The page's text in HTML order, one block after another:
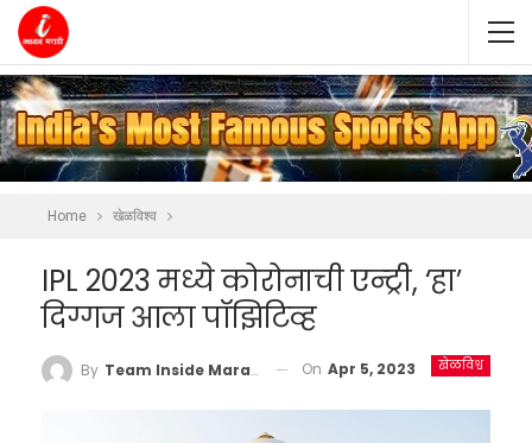
Home खेळविश्व
IPL 2023 मध्ये कोरोनाची एन्ट्री, ‘हा’
दिग्गज आला पॉझिटिव्ह
खेळविश्व
By Team Inside Marathi On Apr 5, 2023